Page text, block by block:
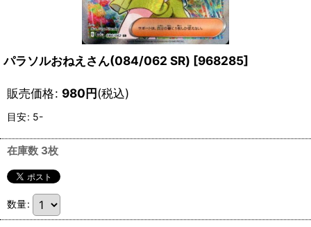
パラソルおねえさん(084/062 SR) [968285]
販売価格: 980円(税込)
目安: 5-
在庫数 3枚
数量: